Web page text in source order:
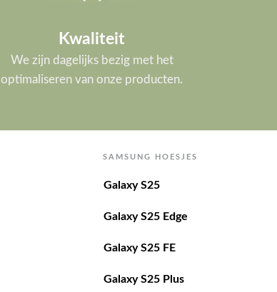
Kwaliteit
We zijn dagelijks bezig met het
optimaliseren van onze producten.
SAMSUNG HOESJES
Galaxy S25
Galaxy S25 Edge
Galaxy S25 FE
Galaxy S25 Plus